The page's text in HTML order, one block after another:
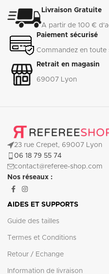
Livraison Gratuite
A partir de 100 €
Paiement sécurisé
Commandez en toute
Retrait en magasin
69007 Lyon
23 rue Crepet, 69007 Lyon
06 18 79 55 74
contact@referee-shop.com
Nos réseaux :
AIDES ET SUPPORTS
Guide des tailles
Termes et Conditions
Retour / Echange
Information de livraison